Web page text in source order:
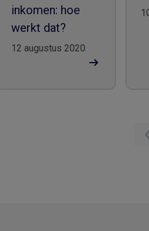
inkomen: hoe
werkt dat?
12 augustus 2020